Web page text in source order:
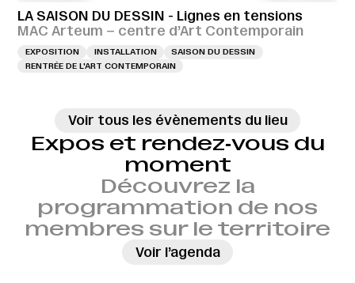
LA SAISON DU DESSIN - Lignes en tensions
MAC Arteum – centre d’Art Contemporain
EXPOSITION INSTALLATION
SAISON DU DESSIN
RENTRÉE DE L'ART CONTEMPORAIN
Voir tous les évènements du lieu
Expos et rendez‑vous du
moment
Découvrez la
programmation de nos
membres sur le territoire
Voir l’agenda